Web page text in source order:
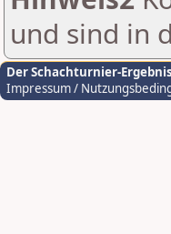
und sind in
Der Schachturnier-
Impressum /